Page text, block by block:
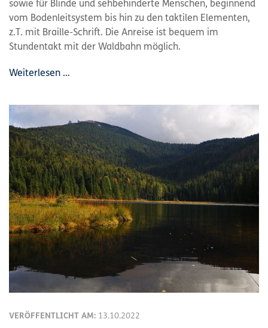
sowie für Blinde und sehbehinderte Menschen, beginnend
vom Bodenleitsystem bis hin zu den taktilen Elementen,
z.T. mit Braille-Schrift. Die Anreise ist bequem im
Stundentakt mit der Waldbahn möglich.
Weiterlesen …
VERÖFFENTLICHT AM: 13.10.2022